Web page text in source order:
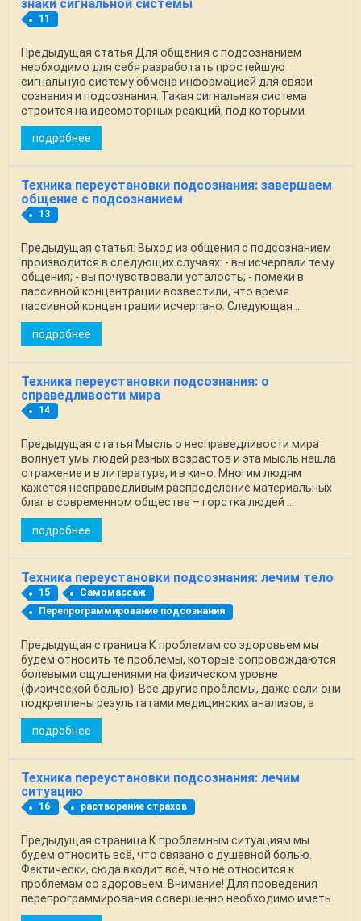
знаки сигнальной системы
11
Предыдущая статья Для общения с подсознанием
необходимо для себя разработать простейшую
сигнальную систему обмена информацией для связи
сознания и подсознания. Такая сигнальная система
строится на идеомоторных реакций, под которыми
понимается любое ...
подробнее
Техника переустановки подсознания: завершаем
общение с подсознанием
13
Предыдущая статья: Выход из общения с подсознанием
производится в следующих случаях: - вы исчерпали тему
общения; - вы почувствовали усталость; - помехи в
пассивной концентрации возвестили, что время
пассивной концентрации исчерпано. Следующая ...
подробнее
Техника переустановки подсознания: о
справедливости мира
14
Предыдущая статья Мысль о несправедливости мира
волнует умы людей разных возрастов и эта мысль нашла
отражение и в литературе, и в кино. Многим людям
кажется несправедливым распределение материальных
благ в современном обществе – горстка людей ...
подробнее
Техника переустановки подсознания: лечим тело
15
Самомассаж
Перепрограммирование подсознания
Предыдущая страница К проблемам со здоровьем мы
будем относить те проблемы, которые сопровождаются
болевыми ощущениями на физическом уровне
(физической болью). Все другие проблемы, даже если они
подкреплены результатами медицинских анализов, а
также ...
подробнее
Техника переустановки подсознания: лечим
ситуацию
16 растворение страхов
Предыдущая страница К проблемным ситуациям мы
будем относить всё, что связано с душевной болью.
Фактически, сюда входит всё, что не относится к
проблемам со здоровьем. Внимание! Для проведения
перепрограммирования совершенно необходимо иметь
хорошую ...